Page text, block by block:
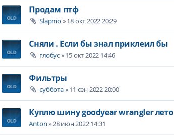
Продам птф
Slapmo » 18 окт 2022 20:29
Сняли . Если бы знал приклеил бы
глобус» 15 окт 2022 14:46
Фильтры
суббота» 11 сен 2022 20:00
Куплю шину goodyear wrangler лето
Anton» 28 июн 2022 14:31